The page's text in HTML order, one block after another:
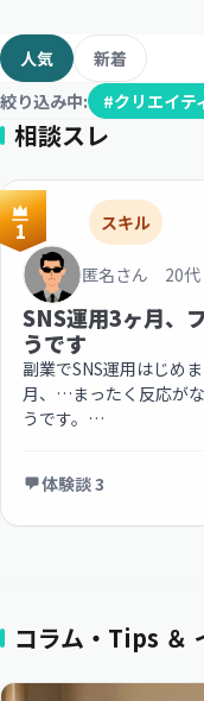
人気
新着
絞り込み中:
#クリエイテ
相談スレ
1 スキル
SNS運用3ヶ月、
うです
副業でSNS運用はじめ
月、…まったく反応が
うです。…
匿名さん 20代
体験談 3
コラム・Tips ＆